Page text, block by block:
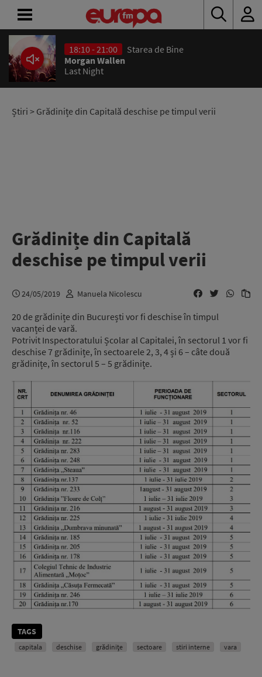
18:10 - 21:00
Starea de Bine
Morgan Wallen
Last Night
Știri > Grădinițe din Capitală deschise pe timpul verii
Grădinițe din Capitală
deschise pe timpul verii
24/05/2019 Manuela Nicolescu
20 de grădinițe din București vor fi deschise în timpul
vacanței de vară.
Potrivit Inspectoratului Școlar al Capitalei, în sectorul 1 vor fi
deschise 7 grădinițe, în sectoarele 2, 3, 4 și 6 – câte două
grădinițe, în sectorul 5 – 5 grădinițe.
TAGS
capitala deschise grădiniţe sectoare stiri interne vara
ACASĂ
ȘTIRI
RADIO